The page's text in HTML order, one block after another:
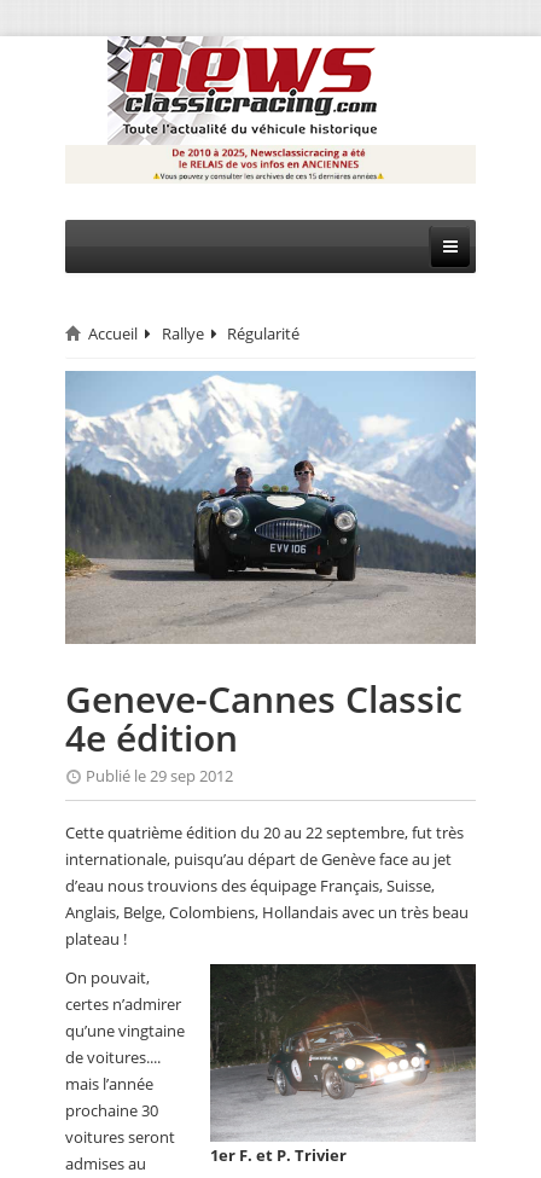
CIRCUIT
MONTAGNE
EVÈNEMENTS
CALENDRIER
FOCUS
ANNUAIRES
PETITES ANNONCES
Accueil Rallye Régularité
Geneve-Cannes Classic
4e édition
Publié le 29 sep 2012
Cette quatrième édition du 20 au 22 septembre, fut très
internationale, puisqu’au départ de Genève face au jet
d’eau nous trouvions des équipage Français, Suisse,
Anglais, Belge, Colombiens, Hollandais avec un très beau
plateau !
1er F. et P. Trivier
On pouvait,
certes n’admirer
qu’une vingtaine
de voitures....
mais l’année
prochaine 30
voitures seront
admises au